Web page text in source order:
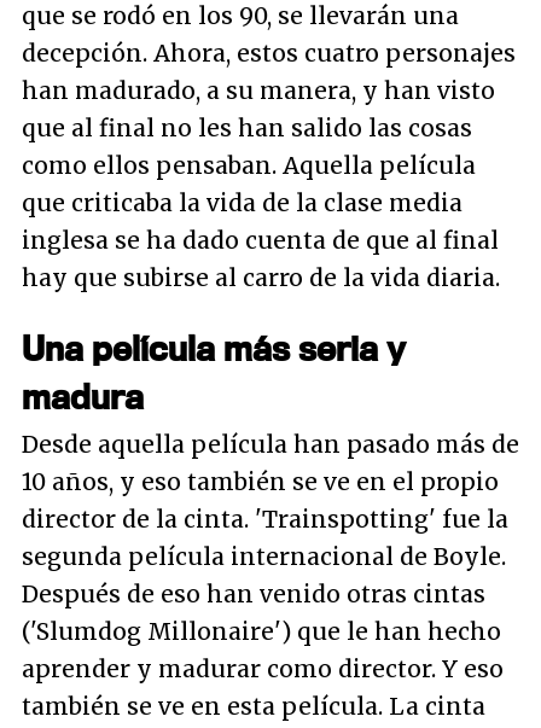
que se rodó en los 90, se llevarán una
decepción. Ahora, estos cuatro personajes
han madurado, a su manera, y han visto
que al final no les han salido las cosas
como ellos pensaban. Aquella película
que criticaba la vida de la clase media
inglesa se ha dado cuenta de que al final
hay que subirse al carro de la vida diaria.
Una película más seria y
madura
Desde aquella película han pasado más de
10 años, y eso también se ve en el propio
director de la cinta. 'Trainspotting' fue la
segunda película internacional de Boyle.
Después de eso han venido otras cintas
('Slumdog Millonaire') que le han hecho
aprender y madurar como director. Y eso
también se ve en esta película. La cinta